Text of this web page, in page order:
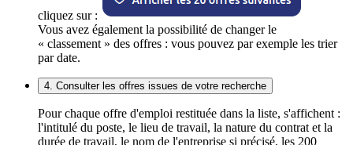
cliquez sur :
Vous avez également la possibilité de changer le
« classement » des offres : vous pouvez par exemple les trier
par date.
4. Consulter les offres issues de votre recherche
Pour chaque offre d'emploi restituée dans la liste, s'affichent :
l'intitulé du poste, le lieu de travail, la nature du contrat et la
durée de travail, le nom de l'entreprise si précisé, les 200